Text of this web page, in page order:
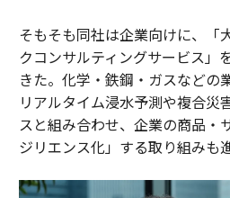
そもそも同社は企業向けに、「
クコンサルティングサービス」
きた。化学・鉄鋼・ガスなどの
リアルタイム浸水予測や複合災
スと組み合わせ、企業の商品・
ジリエンス化」する取り組みも